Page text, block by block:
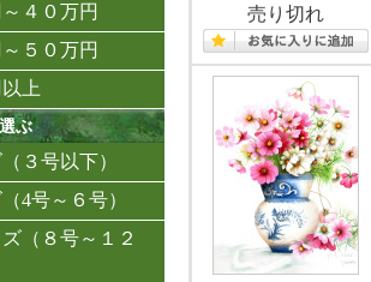
４０万円
５０万円
上
ぶ
３号以下）
4号～６号）
（８号～１２
売り切れ